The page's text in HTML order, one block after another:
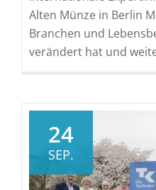
Alten Münze in Berlin
Branchen und
verändert hat und
24
SEP.